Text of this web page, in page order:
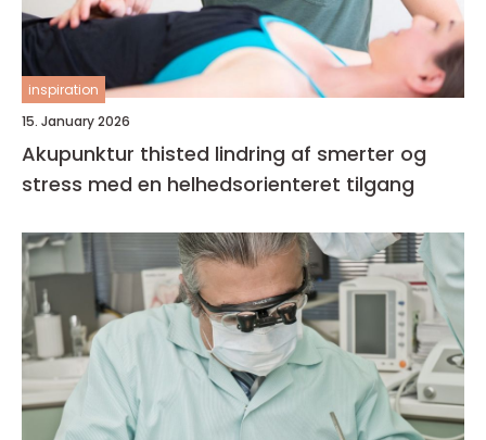
inspiration
15. January 2026
Akupunktur thisted lindring af smerter og
stress med en helhedsorienteret tilgang